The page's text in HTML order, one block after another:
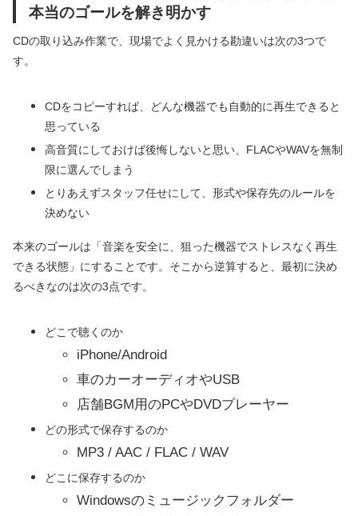
本当のゴールを解き明かす
CDの取り込み作業で、現場でよく見かける勘違いは次の3つで
す。
CDをコピーすれば、どんな機器でも自動的に再生できると
思っている
高音質にしておけば後悔しないと思い、FLACやWAVを無制
限に選んでしまう
とりあえずスタッフ任せにして、形式や保存先のルールを
決めない
本来のゴールは「音楽を安全に、狙った機器でストレスなく再生
できる状態」にすることです。そこから逆算すると、最初に決め
るべきなのは次の3点です。
どこで聴くのか
iPhone/Android
車のカーオーディオやUSB
店舗BGM用のPCやDVDプレーヤー
どの形式で保存するのか
MP3 / AAC / FLAC / WAV
どこに保存するのか
Windowsのミュージックフォルダー